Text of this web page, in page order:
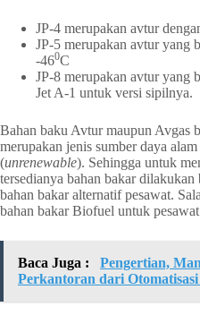
JP-4 merupakan avtur
JP-5 merupakan avtur yang
-460C
JP-8 merupakan avtur yang
Jet A-1 untuk versi sipilnya.
Bahan baku Avtur maupun Avgas
merupakan jenis sumber daya
(unrenewable). Sehingga untuk
tersedianya bahan bakar
bahan bakar alternatif pesawat.
bahan bakar Biofuel untuk
Baca Juga :
Pengertian,
Perkantoran dari